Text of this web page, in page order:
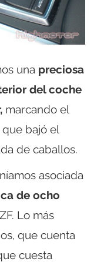
una preciosa
del coche
marcando el
bajó el
de caballos.
asociada
de ocho
Lo más
que cuenta
cuesta